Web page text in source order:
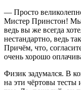
— Просто
Мистер Принстон! Мы
ведь вы же всегда
нестандартно, ведь
Причём, что,
очень хорошо
Физик задумался. В
на эти чёртовы тесты